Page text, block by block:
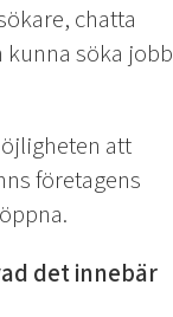
chatta
söka jobb
att
företagens
det innebär